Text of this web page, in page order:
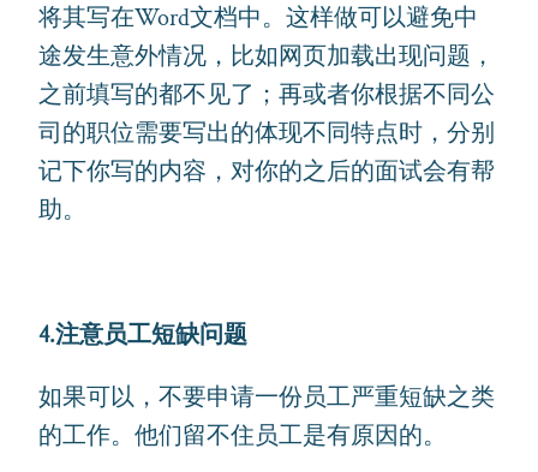
将其写在Word文档中。这样做可以避免中
途发生意外情况，比如网页加载出现问题，
之前填写的都不见了；再或者你根据不同公
司的职位需要写出的体现不同特点时，分别
记下你写的内容，对你的之后的面试会有帮
助。
4.注意员工短缺问题
如果可以，不要申请一份员工严重短缺之类
的工作。他们留不住员工是有原因的。